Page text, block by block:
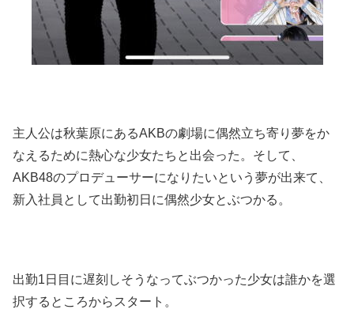
主人公は秋葉原にあるAKBの劇場に偶然立ち寄り夢をか
なえるために熱心な少女たちと出会った。そして、
AKB48のプロデューサーになりたいという夢が出来て、
新入社員として出勤初日に偶然少女とぶつかる。
出勤1日目に遅刻しそうなってぶつかった少女は誰かを選
択するところからスタート。